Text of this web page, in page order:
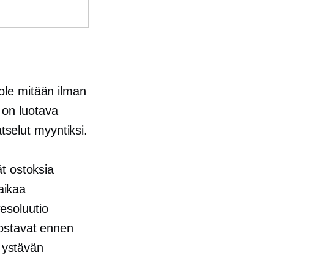
mitään ilman
luotava
myyntiksi.
ostoksia
ennen